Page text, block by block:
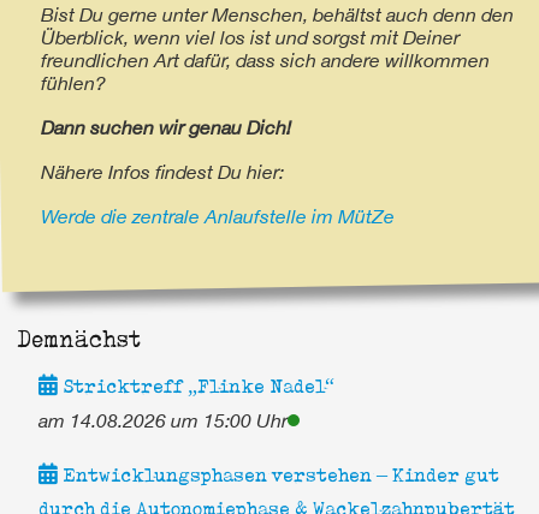
Bist Du gerne unter Menschen, behältst auch denn den
Überblick, wenn viel los ist und sorgst mit Deiner
freundlichen Art dafür, dass sich andere willkommen
fühlen?
Dann suchen wir genau Dich!
Nähere Infos findest Du hier:
Werde die zentrale Anlaufstelle im MütZe
Demnächst
Stricktreff „Flinke Nadel“
am 14.08.2026 um 15:00 Uhr
Entwicklungsphasen verstehen – Kinder gut
durch die Autonomiephase & Wackelzahnpubertät